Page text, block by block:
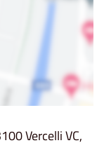
Vercelli VC,